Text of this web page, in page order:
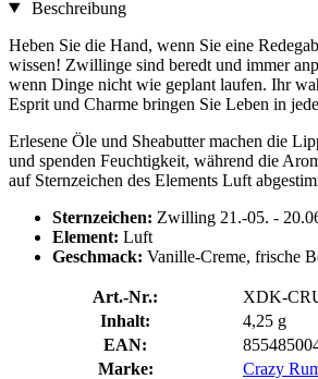
Beschreibung
Heben Sie die Hand, wenn Sie eine
wissen! Zwillinge sind beredt und immer
wenn Dinge nicht wie geplant laufen. Ihr
Esprit und Charme bringen Sie Leben in
Erlesene Öle und Sheabutter machen die
und spenden Feuchtigkeit, während die
auf Sternzeichen des Elements Luft
Sternzeichen: Zwilling 21.-05. -
Element: Luft
Geschmack: Vanille-Creme, frische
Art.-Nr.:
XDK-
Inhalt:
4,25 g
EAN:
Marke:
Crazy